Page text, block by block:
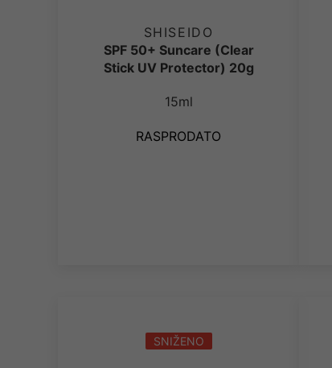
SHISEIDO
SPF 50+ Suncare (Clear
Stick UV Protector) 20g
15ml
RASPRODATO
SNIŽENO